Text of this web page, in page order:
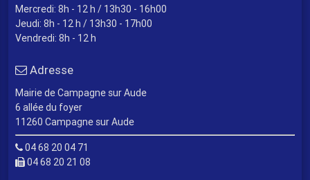
Mercredi: 8h - 12 h / 13h30 - 16h00
Jeudi: 8h - 12 h / 13h30 - 17h00
Vendredi: 8h - 12 h
Adresse
Mairie de Campagne sur Aude
6 allée du foyer
11260 Campagne sur Aude
04 68 20 04 71
04 68 20 21 08